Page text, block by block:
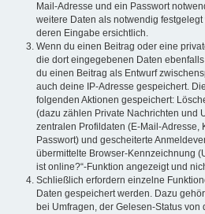
Mail-Adresse und ein Passwort
weitere Daten als notwendig
deren Eingabe ersichtlich.
Wenn du einen Beitrag oder eine
die dort eingegebenen Daten
du einen Beitrag als Entwurf
auch deine IP-Adresse gespeichert.
folgenden Aktionen gespeichert:
(dazu zählen Private Nachrichten und
zentralen Profildaten (E-Mail-Adresse,
Passwort) und gescheiterte
übermittelte Browser-Kennzeichnung
ist online?“-Funktion angezeigt und
Schließlich erfordern einzelne
Daten gespeichert werden. Dazu
bei Umfragen, der Gelesen-Status